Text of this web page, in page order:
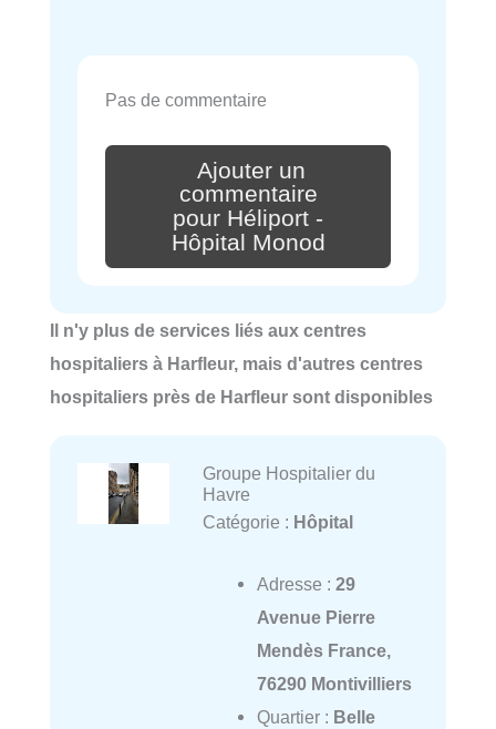
Pas de commentaire
Ajouter un
commentaire
pour Héliport -
Hôpital Monod
Il n'y plus de services liés aux centres
hospitaliers à Harfleur, mais d'autres centres
hospitaliers près de Harfleur sont disponibles
Groupe Hospitalier du
Havre
Catégorie : Hôpital
Adresse : 29
Avenue Pierre
Mendès France,
76290 Montivilliers
Quartier : Belle